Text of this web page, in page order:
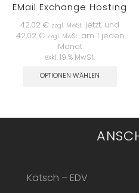
EMail Exchange Hosting
42,02 € zzgl. MwSt.
jetzt, und
42,02 € zzgl. MwSt.
am 1 jeden
Monat
exkl. 19 % MwSt.
OPTIONEN WÄHLEN
Kätsch – EDV